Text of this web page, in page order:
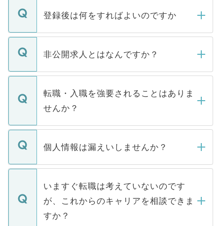
登録後は何をすればよいのですか
ご登録いただきましたら、弊社担当者がご
登録内容を確認し、その後メールもしくは
ます。通常、5営業日以内にはご連絡をせて
いただきますので、しばらくお待ちくださ
い。
非公開求人とはなんですか？
マイナビDOCTORで取り扱っている求人の
うち約3割は、Webサイトからご覧いただ
けない「非公開求人」です。非公開求人は
下記の理由によって、一般には公開してい
ません。
■応募殺到を避けるため 人気のある医療機
関を公にしてしまうと、応募が殺到する場
に、医療機関が求める条件に合った人材の
みを人材紹介会社に依頼するケースが増え
ています。
転職・入職を強要されることはありま
せんか？
転職・入職を強要することは一切ありませ
ん。また、仮に応募先から内定をいただい
定を承諾する必要はありません。内定先へ
の辞退の連絡はキャリアパートナーが行い
ますので、ご安心ください。
個人情報は漏えいしませんか？
個人情報が漏えいすることはありませんの
で、ご安心ください。当サイトからの登録
などで収集したご登録者様の個人情報は、
ご本人のキャリアアップおよび転職活動の
支援を目的に使用いたします。お預かりし
いますぐ転職は考えていないのです
が、これからのキャリアを相談できま
すか？